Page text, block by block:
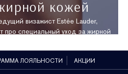
кожей
визажист Estée Lauder,
про специальный уход за жирной
ЛОЯЛЬНОСТИ АКЦИИ